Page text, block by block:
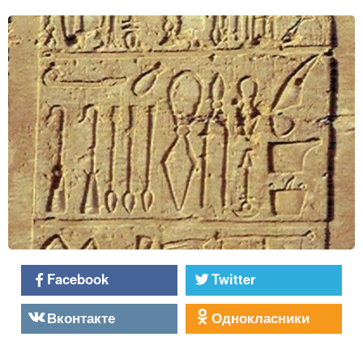
Facebook
Twitter
Вконтакте
Однокласники